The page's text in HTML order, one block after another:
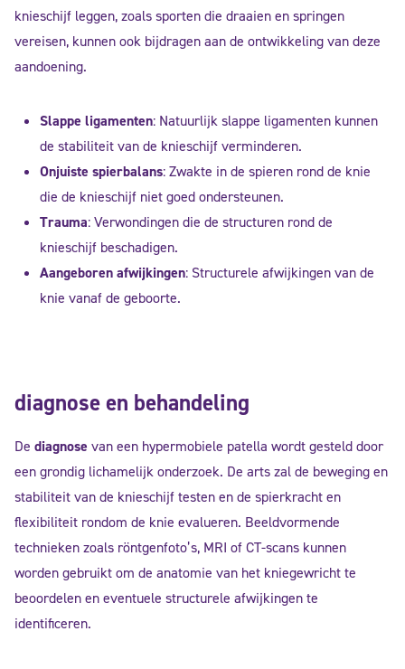
knieschijf leggen, zoals sporten die draaien en springen
vereisen, kunnen ook bijdragen aan de ontwikkeling van deze
aandoening.
Slappe ligamenten: Natuurlijk slappe ligamenten kunnen
de stabiliteit van de knieschijf verminderen.
Onjuiste spierbalans: Zwakte in de spieren rond de knie
die de knieschijf niet goed ondersteunen.
Trauma: Verwondingen die de structuren rond de
knieschijf beschadigen.
Aangeboren afwijkingen: Structurele afwijkingen van de
knie vanaf de geboorte.
diagnose en behandeling
De diagnose van een hypermobiele patella wordt gesteld door
een grondig lichamelijk onderzoek. De arts zal de beweging en
stabiliteit van de knieschijf testen en de spierkracht en
flexibiliteit rondom de knie evalueren. Beeldvormende
technieken zoals röntgenfoto’s, MRI of CT-scans kunnen
worden gebruikt om de anatomie van het kniegewricht te
beoordelen en eventuele structurele afwijkingen te
identificeren.